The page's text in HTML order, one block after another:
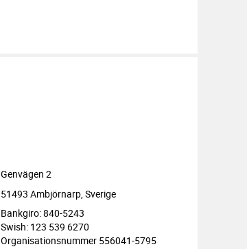
Genvägen 2
51493 Ambjörnarp, Sverige
Bankgiro: 840-5243
Swish: 123 539 6270
Organisationsnummer 556041-5795